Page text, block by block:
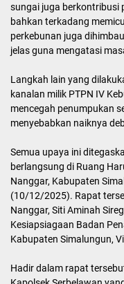
sungai juga berkontribusi
bahkan terkadang
perkebunan juga
jelas guna mengatasi
Langkah lain yang
kanalan milik PTPN IV
mencegah penumpukan
menyebabkan naiknya
Semua upaya ini
berlangsung di Ruang
Nanggar, Kabupaten
(10/12/2025). Rapat
Nanggar, Siti Aminah
Kesiapsiagaan Badan
Kabupaten Simalungun,
Hadir dalam rapat